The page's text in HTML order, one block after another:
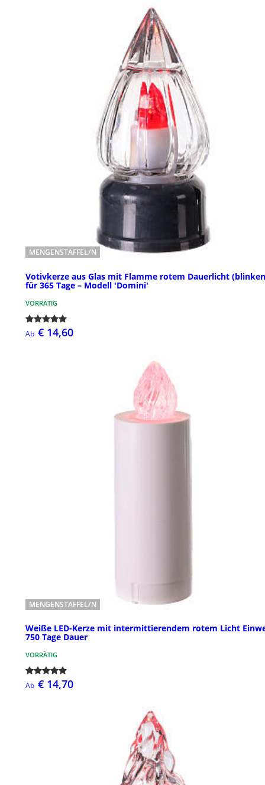
MENGENSTAFFEL/N
Votivkerze aus Glas mit Flamme rotem Dauerlicht
für 365 Tage – Modell 'Domini'
VORRÄTIG
Ab € 14,60
MENGENSTAFFEL/N
Weiße LED-Kerze mit intermittierendem rotem Licht
750 Tage Dauer
VORRÄTIG
Ab € 14,70